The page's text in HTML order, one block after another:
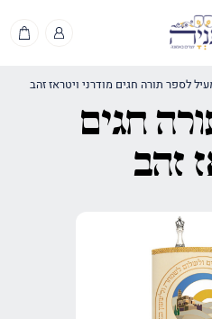
לספר תורה חגים מודרני ויטראז זהב
חגים
זהב